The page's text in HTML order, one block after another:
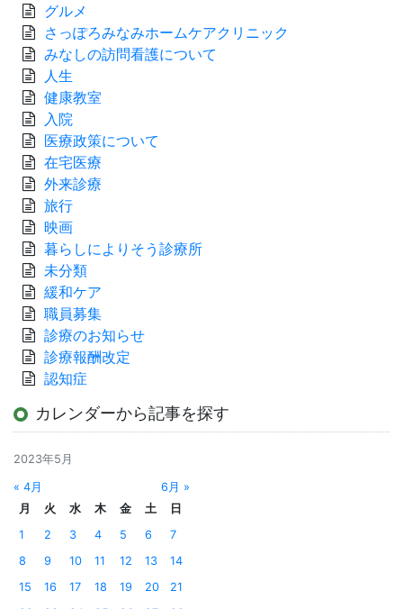
グルメ
さっぽろみなみホームケアクリニック
みなしの訪問看護について
人生
健康教室
入院
医療政策について
在宅医療
外来診療
旅行
映画
暮らしによりそう診療所
未分類
緩和ケア
職員募集
診療のお知らせ
診療報酬改定
認知症
カレンダーから記事を探す
2023年5月
« 4月
6月 »
月
火 水 木 金 土
日
1
2 3 4 5 6
7
8
9 10 11 12 13
14
15
16 17 18 19 20
21